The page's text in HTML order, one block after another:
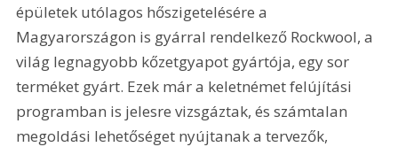
épületek utólagos hőszigetelésére a
Magyarországon is gyárral rendelkező Rockwool, a
világ legnagyobb kőzetgyapot gyártója, egy sor
terméket gyárt. Ezek már a keletnémet felújítási
programban is jelesre vizsgáztak, és számtalan
megoldási lehetőséget nyújtanak a tervezők,